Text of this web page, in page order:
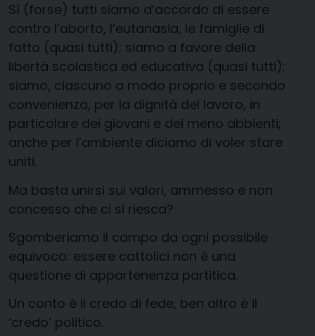
Sì (forse) tutti siamo d’accordo di essere
contro l’aborto, l’eutanasia, le famiglie di
fatto (quasi tutti); siamo a favore della
libertà scolastica ed educativa (quasi tutti);
siamo, ciascuno a modo proprio e secondo
convenienza, per la dignità del lavoro, in
particolare dei giovani e dei meno abbienti;
anche per l’ambiente diciamo di voler stare
uniti.
Ma basta unirsi sui valori, ammesso e non
concesso che ci si riesca?
Sgomberiamo il campo da ogni possibile
equivoco: essere cattolici non è una
questione di appartenenza partitica.
Un conto è il credo di fede, ben altro è il
‘credo’ politico.